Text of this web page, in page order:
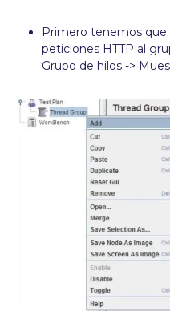
Primero tenemos que
peticiones HTTP al
Grupo de hilos ->